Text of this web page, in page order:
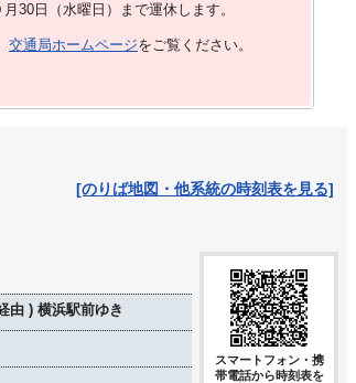
30日（水曜日）まで運休します。
交通局ホームページをご覧ください。
[のりば地図・他系統の時刻表を見る]
由 ) 横浜駅前ゆき
スマートフォン・携
帯電話から時刻表を